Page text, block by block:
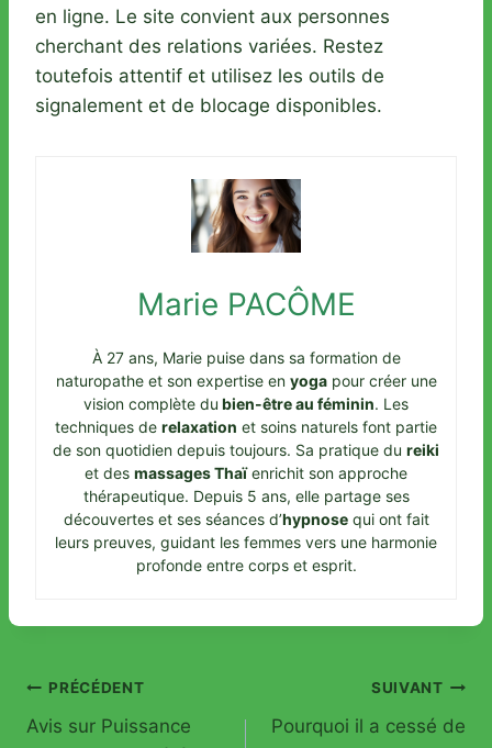
en ligne. Le site convient aux personnes
cherchant des relations variées. Restez
toutefois attentif et utilisez les outils de
signalement et de blocage disponibles.
Marie PACÔME
À 27 ans, Marie puise dans sa formation de
naturopathe et son expertise en yogapour créer une
vision complète du bien-être au féminin. Les
techniques de relaxation et soins naturels font partie
de son quotidien depuis toujours. Sa pratique du reiki
et des massages Thaïenrichit son approche
thérapeutique. Depuis 5 ans, elle partage ses
découvertes et ses séances d’hypnosequi ont fait
leurs preuves, guidant les femmes vers une harmonie
profonde entre corps et esprit.
Navigation
PRÉCÉDENT
Avis sur Puissance
SUIVANT
Pourquoi il a cessé de